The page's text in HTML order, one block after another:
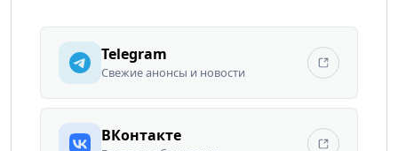
Telegram
Свежие анонсы и новости
ВКонтакте